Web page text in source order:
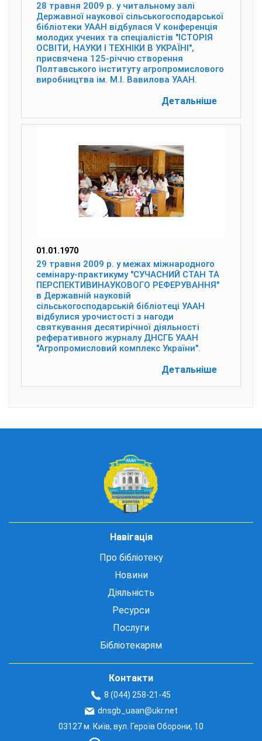
28 травня 2009 р. у читальному залі
Державної наукової сільськогосподарської
бібліотеки УААН відбулася V конференція
молодих учених та спеціалістів "ІСТОРІЯ
ОСВІТИ, НАУКИ І ТЕХНІКИ В УКРАЇНІ",
присвячена 125-річчю створення
Полтавського інституту агропромислового
виробництва ім. М.І. Вавилова УААН.
Детальніше
01.01.1970
29 травня 2009 р. у межах міжнародного
семінару-практикуму "СУЧАСНИЙ СТАН ТА
ПЕРСПЕКТИВИНАУКОВОГО РЕФЕРУВАННЯ"
в Державній науковій
сільськогосподарській бібліотеці УААН
відбулися урочистості з нагоди
святкування десятирічної діяльності
реферативного журналу ДНСГБ УААН
"Агропромисловий комплекс України".
Детальніше
Навігація
Про бібліотеку
Новини
Діяльність
Ресурси
Послуги
Бібліотекарям
Контакти
8 (044) 258-21-45
dnsgb_uaan@ukr.net
03127 м. Київ, вул. Героїв Оборони, 10